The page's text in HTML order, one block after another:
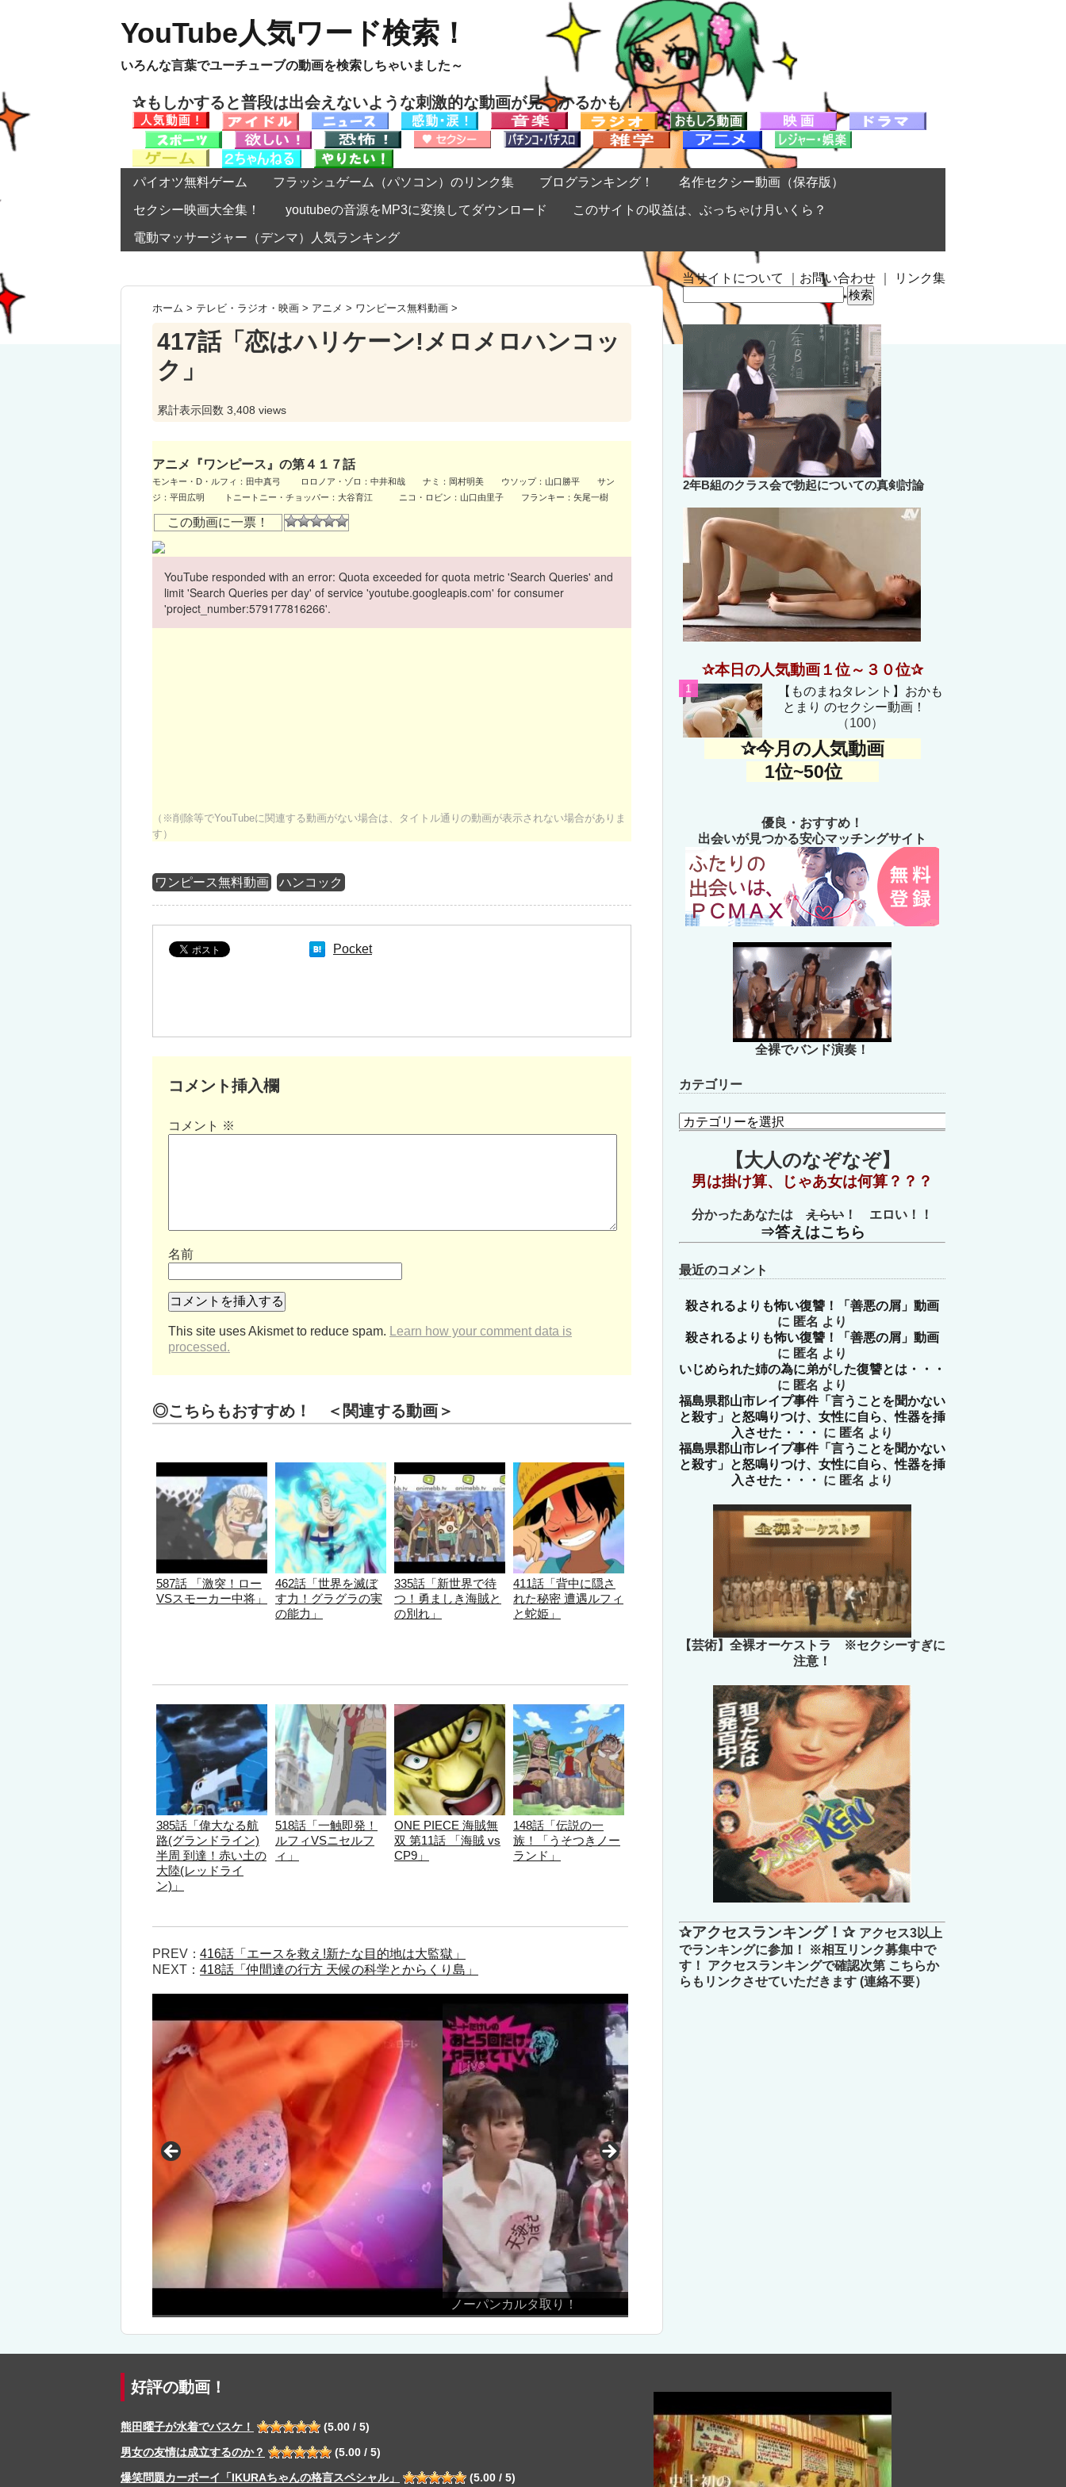
YouTube人気ワード検索！
いろんな言葉でユーチューブの動画を検索しちゃいました～
✰もしかすると普段は出会えないような刺激的な動画が見つかるかも！
パイオツ無料ゲーム フラッシュゲーム（パソコン）のリンク集 ブログランキング！ 名作セクシー動画（保存版）
セクシー映画大全集！ youtubeの音源をMP3に変換してダウンロード このサイトの収益は、ぶっちゃけ月いくら？
電動マッサージャー（デンマ）人気ランキング
当サイトについて お問い合わせ リンク集
ホーム > テレビ・ラジオ・映画 > アニメ > ワンピース無料動画 >
417話「恋はハリケーン!メロメロハンコッ
ク」
累計表示回数 3,408 views
アニメ『ワンピース』の第４１７話
モンキー・D・ルフィ：田中真弓 ロロノア・ゾロ：中井和哉 ナミ：岡村明美 ウソップ：山口勝平 サン
ジ：平田広明 トニートニー・チョッパー：大谷育江 ニコ・ロビン：山口由里子 フランキー：矢尾一樹
この動画に一票！
YouTube responded with an error: Quota exceeded for quota metric 'Search Queries' and
limit 'Search Queries per day' of service 'youtube.googleapis.com' for consumer
'project_number:579177816266'.
（※削除等でYouTubeに関連する動画がない場合は、タイトル通りの動画が表示されない場合がありま
す）
ワンピース無料動画 ハンコック
Pocket
コメント挿入欄
コメント ※
名前
This site uses Akismet to reduce spam.
Learn how your comment data is
processed.
◎こちらもおすすめ！ ＜関連する動画＞
587話 「激突！ロー
VSスモーカー中将」
462話「世界を滅ぼ
す力！グラグラの実
の能力」
335話「新世界で待
つ！勇ましき海賊と
の別れ」
411話「背中に隠さ
れた秘密 遭遇ルフィ
と蛇姫」
385話「偉大なる航
路(グランドライン)
半周 到達！赤い土の
大陸(レッドライ
ン)」
518話「一触即発！
ルフィVSニセルフ
ィ」
ONE PIECE 海賊無
双 第11話 「海賊 vs
CP9」
148話「伝説の一
族！「うそつきノー
ランド」
PREV：416話「エースを救え!新たな目的地は大監獄」
NEXT： 418話「仲間達の行方 天候の科学とからくり島」
検
索:
2年B組のクラス会で勃起についての真剣討論
✰本日の人気動画１位～３０位✰
【ものまねタレント】おかも
とまり のセクシー動画！
（100）
✰今月の人気動画
1位~50位
優良・おすすめ！
出会いが見つかる安心マッチングサイト
全裸でバンド演奏！
カテゴリー
カ
テ
【大人のなぞなぞ】
男は掛け算、じゃあ女は何算？？？
分かったあなたは えらい ！ エロい！！
⇒答えはこちら
最近のコメント
殺されるよりも怖い復讐！「善悪の屑」動画
に 匿名 より
殺されるよりも怖い復讐！「善悪の屑」動画
に 匿名 より
いじめられた姉の為に弟がした復讐とは・・・
に 匿名 より
福島県郡山市レイプ事件「言うことを聞かない
と殺す」と怒鳴りつけ、女性に自ら、性器を挿
入させた・・・
に 匿名 より
福島県郡山市レイプ事件「言うことを聞かない
と殺す」と怒鳴りつけ、女性に自ら、性器を挿
入させた・・・
に 匿名 より
【芸術】全裸オーケストラ ※セクシーすぎに
注意！
✰アクセスランキング！✰ アクセス3以上
でランキングに参加！ ※相互リンク募集中で
す！ アクセスランキングで確認次第 こちらか
らもリンクさせていただきます (連絡不要）
好評の動画！
熊田曜子が水着でバスケ！
(5.00 / 5)
男女の友情は成立するのか？
(5.00 / 5)
爆笑問題カーボーイ「IKURAちゃんの格言スペシャル」
(5.00 / 5)